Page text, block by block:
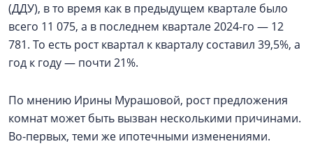
(ДДУ), в то время как в предыдущем квартале было
всего 11 075, а в последнем квартале 2024-го — 12
781. То есть рост квартал к кварталу составил 39,5%, а
год к году — почти 21%.
По мнению Ирины Мурашовой, рост предложения
комнат может быть вызван несколькими причинами.
Во-первых, теми же ипотечными изменениями.